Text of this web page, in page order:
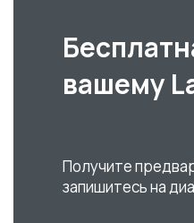
вашему
Получите
запишитесь на